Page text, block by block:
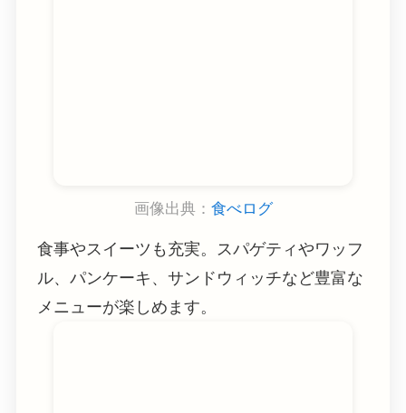
画像出典： 食べログ
食事やスイーツも充実。スパゲティやワッフ
ル、パンケーキ、サンドウィッチなど豊富な
メニューが楽しめます。